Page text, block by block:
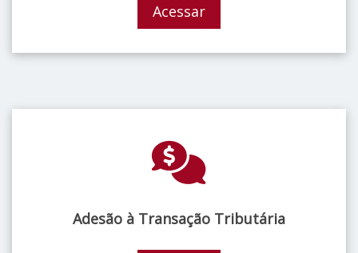
Acessar
Adesão à Transação Tributária